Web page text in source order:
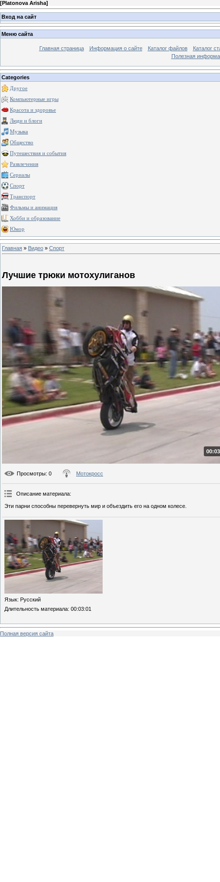
[Platonova Arisha]
Вход на сайт
Меню сайта
Главная страница Информация о сайте Каталог файлов
Каталог
Полезная
Categories
Другое
Компьютерные игры
Красота и здоровье
Люди и блоги
Музыка
Общество
Путешествия и события
Развлечения
Сериалы
Спорт
Транспорт
Фильмы и анимация
Хобби и образование
Юмор
Главная » Видео » Спорт
Лучшие трюки мотохулиганов
Просмотры: 0 Мотокросс
Описание материала:
Эти парни способны перевернуть мир и объездить его на одном колесе.
Язык: Русский
Длительность материала: 00:03:01
Полная версия сайта